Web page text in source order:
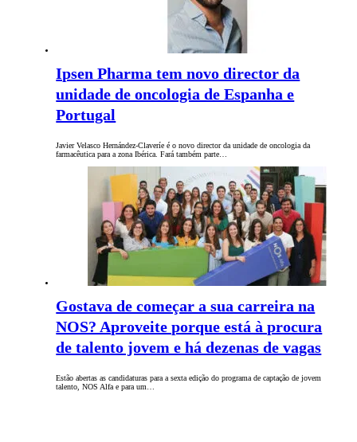
Ipsen Pharma tem novo director da
unidade de oncologia de Espanha e
Portugal
Javier Velasco Hernández-Claveríe é o novo director da unidade de oncologia da
farmacêutica para a zona Ibérica. Fará também parte…
Gostava de começar a sua carreira na
NOS? Aproveite porque está à procura
de talento jovem e há dezenas de vagas
Estão abertas as candidaturas para a sexta edição do programa de captação de jovem
talento, NOS Alfa e para um…